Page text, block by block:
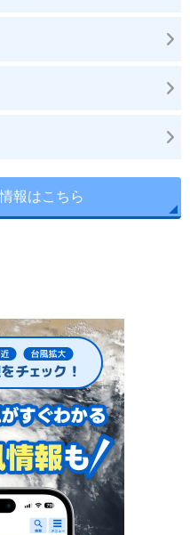
報はこちら